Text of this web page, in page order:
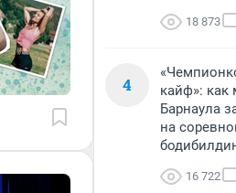
18 873
4
кайф»: как
Барнаула
на
16 722